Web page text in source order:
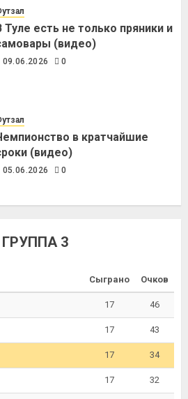
Туле есть не только пряники и
(видео)
09.06.2026 0
в кратчайшие
(видео)
05.06.2026 0
3
Сыграно Очков
17 46
17 43
17 34
17 32